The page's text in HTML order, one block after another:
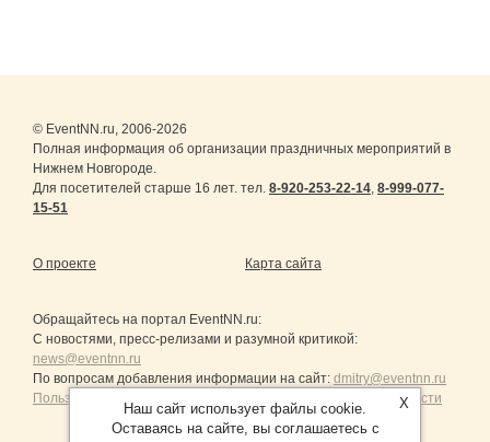
© EventNN.ru, 2006-2026
Полная информация об организации праздничных мероприятий в
Нижнем Новгороде.
Для посетителей старше 16 лет. тел. 8-920-253-22-14, 8-999-077-
15-51
О проекте Карта сайта
Обращайтесь на портал EventNN.ru:
С новостями, пресс-релизами и разумной критикой:
news@eventnn.ru
По вопросам добавления информации на сайт: dmitry@eventnn.ru
Пользовательское Соглашение и политика конфиденциальности
X
Наш сайт использует файлы cookie.
Оставаясь на сайте, вы соглашаетесь с